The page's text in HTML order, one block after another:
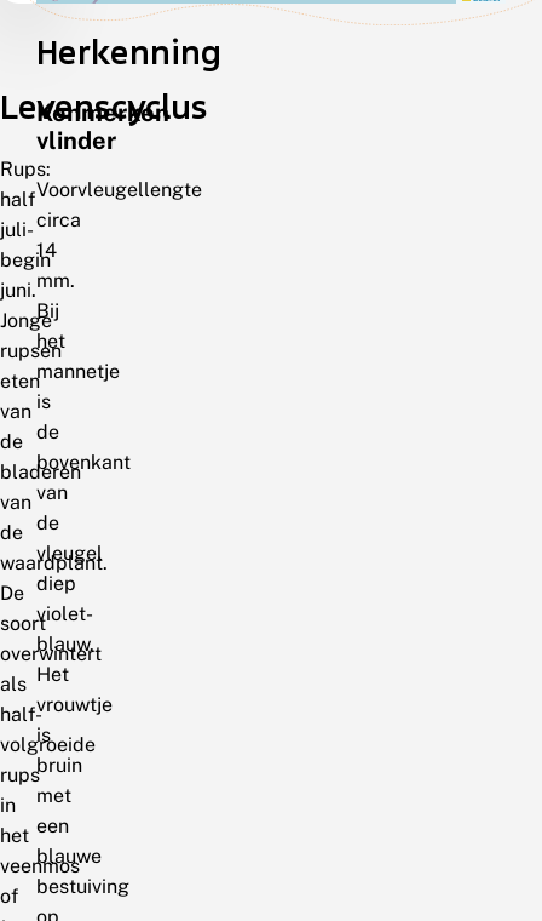
Levenscyclus
Rups:
half
juli-
begin
juni.
Jonge
rupsen
eten
van
de
bladeren
van
de
waardplant.
De
soort
overwintert
als
half-
volgroeide
rups
in
het
veenmos
of
Herkenning
Kenmerken
vlinder
Voorvleugellengte
circa
14
mm.
Bij
het
mannetje
is
de
bovenkant
van
de
vleugel
diep
violet-
blauw.
Het
vrouwtje
is
bruin
met
een
blauwe
bestuiving